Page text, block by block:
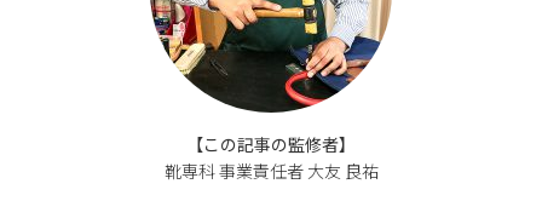
【この記事の監修者】
靴専科 事業責任者 大友 良祐